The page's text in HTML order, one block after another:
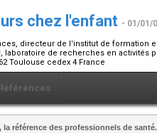
chez l'enfant - 01/01/
directeur de l'institut de formation
de recherches en activités
Toulouse cedex 4 France
référence des professionnels de santé.